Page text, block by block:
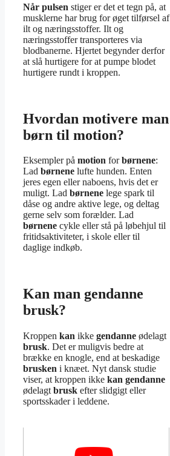
Når pulsen stiger er det et tegn på, at
musklerne har brug for øget tilførsel af
ilt og næringsstoffer. Ilt og
næringsstoffer transporteres via
blodbanerne. Hjertet begynder derfor
at slå hurtigere for at pumpe blodet
hurtigere rundt i kroppen.
Hvordan motivere man
børn til motion?
Eksempler på motion forbørnene:
Lad børnene lufte hunden. Enten
jeres egen eller naboens, hvis det er
muligt. Lad børnene lege spark til
dåse og andre aktive lege, og deltag
gerne selv som forælder. Lad
børnene cykle eller stå på løbehjul til
fritidsaktiviteter, i skole eller til
daglige indkøb.
Kan man gendanne
brusk?
Kroppen kan ikke gendanne ødelagt
brusk. Det er muligvis bedre at
brække en knogle, end at beskadige
brusken i knæet. Nyt dansk studie
viser, at kroppen ikke kan gendanne
ødelagt brusk efter slidgigt eller
sportsskader i leddene.